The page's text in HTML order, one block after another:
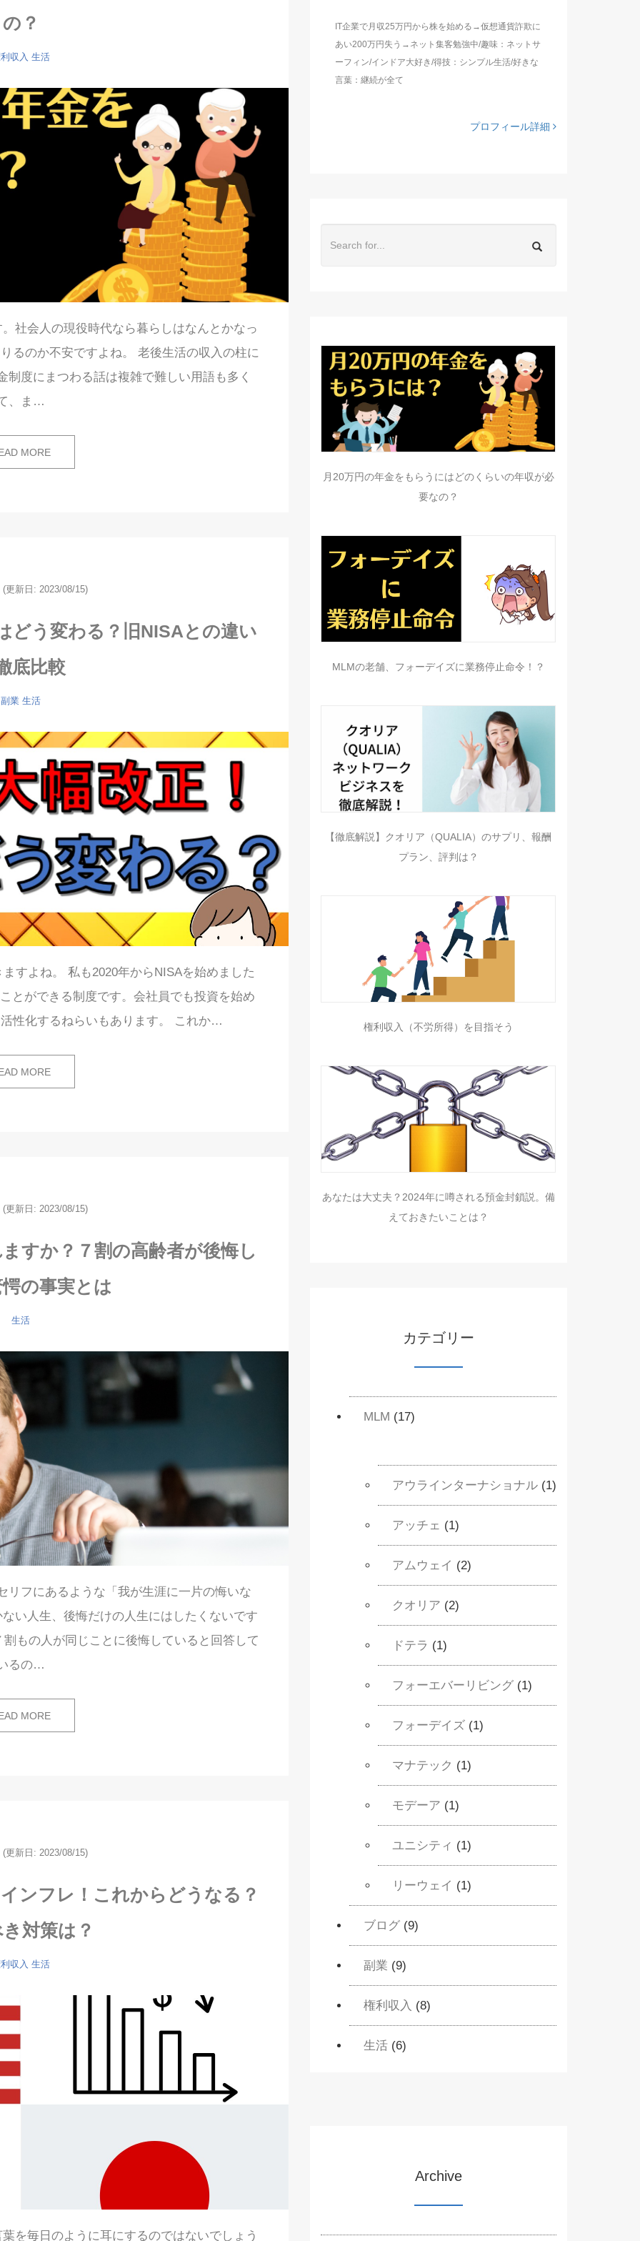
の？
収入 生活
社会人の現役時代なら暮らしはなんとかなっ
るのか不安ですよね。 老後生活の収入の柱に
度にまつわる話は複雑で難しい用語も多く
、ま…
MORE
(更新日: 2023/08/15)
どう変わる？旧NISAとの違い
底比較
副業 生活
すよね。 私も2020年からNISAを始めました
とができる制度です。会社員でも投資を始め
性化するねらいもあります。 これか…
MORE
(更新日: 2023/08/15)
すか？７割の高齢者が後悔し
の事実とは
生活
リフにあるような「我が生涯に一片の悔いな
い人生、後悔だけの人生にはしたくないです
もの人が同じことに後悔していると回答して
るの…
MORE
(更新日: 2023/08/15)
ンフレ！これからどうなる？
対策は？
収入 生活
を毎日のように耳にするのではないでしょう
IT企業で月収25万円から株を始める→仮想通貨詐欺に
あい200万円失う→ネット集客勉強中/趣味：ネットサ
ーフィン/インドア大好き/得技：シンプル生活/好きな
言葉：継続が全て
プロフィール詳細
月20万円の年金をもらうにはどのくらいの年収が必
要なの？
MLMの老舗、フォーデイズに業務停止命令！？
【徹底解説】クオリア（QUALIA）のサプリ、報酬
プラン、評判は？
権利収入（不労所得）を目指そう
あなたは大丈夫？2024年に噂される預金封鎖説。備
えておきたいことは？
カテゴリー
MLM (17)
アウラインターナショナル (1)
アッチェ (1)
アムウェイ (2)
クオリア (2)
ドテラ (1)
フォーエバーリビング (1)
フォーデイズ (1)
マナテック (1)
モデーア (1)
ユニシティ (1)
リーウェイ (1)
ブログ (9)
副業 (9)
権利収入 (8)
生活 (6)
Archive